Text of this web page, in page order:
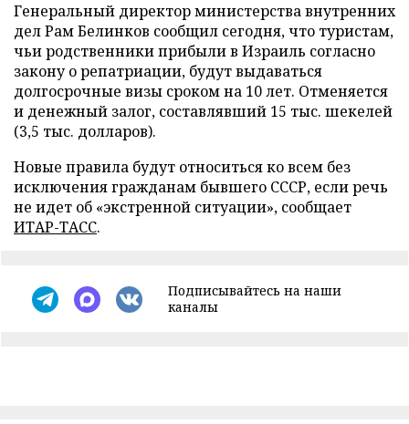
Генеральный директор министерства внутренних
дел Рам Белинков сообщил сегодня, что туристам,
чьи родственники прибыли в Израиль согласно
закону о репатриации, будут выдаваться
долгосрочные визы сроком на 10 лет. Отменяется
и денежный залог, составлявший 15 тыс. шекелей
(3,5 тыс. долларов).
Новые правила будут относиться ко всем без
исключения гражданам бывшего СССР, если речь
не идет об «экстренной ситуации», сообщает
ИТАР-ТАСС.
Подписывайтесь на наши
каналы